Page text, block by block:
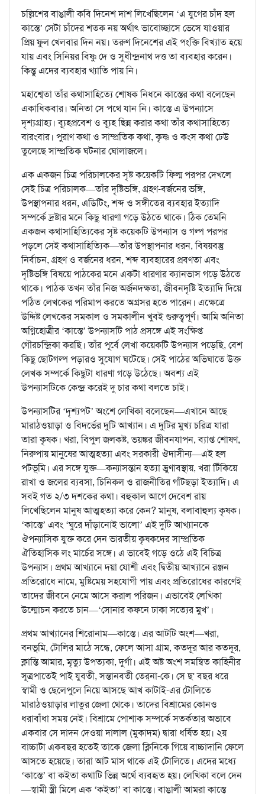
চল্লিশের বাঙালী কবি দিনেশ দাশ লিখেছিলেন ‘এ যুগের চাঁদ হল
কাস্তে’ সেটা চাঁদের শতক নয় অর্থাৎ ভাবোচ্ছাসে ভেসে যাওয়ার
প্রিয় ফুল খেলবার দিন নয়। তরুণ দিনেশের এই পংক্তি বিখ্যাত হয়ে
যায় এবং সিনিয়র বিষ্ণু দে ও সুধীন্দ্রনাথ দত্ত তা ব্যবহার করেন।
কিন্তু এদের ব্যবহার খ্যাতি পায় নি।
মহাশ্বেতা তাঁর কথাসাহিত্যে শোষক নিধনে কাস্তের কথা বলেছেন
একাধিকবার। অনিতা সে পথে যান নি। কাস্তে এ উপন্যাসে
দৃশ্যগ্রাহ্য। ব্যূহপ্রবেশ ও ব্যূহ ছিন্ন করার কথা তাঁর কথাসাহিত্যে
বারংবার। পুরাণ কথা ও সাম্প্রতিক কথা, কৃষ্ণ ও কংস কথা ঢেউ
তুলেছে সাম্প্রতিক ঘটনার ঘোলাজলে।
এক একজন চিত্র পরিচালকের সৃষ্ট কয়েকটি ফিল্ম পরপর দেখলে
সেই চিত্র পরিচালক—তাঁর দৃষ্টিভঙ্গি, গ্রহণ-বর্জনের ভঙ্গি,
উপস্থাপনার ধরন, এডিটিং, শব্দ ও সঙ্গীতের ব্যবহার ইত্যাদি
সম্পর্কে দ্রষ্টার মনে কিছু ধারণা গড়ে উঠতে থাকে। ঠিক তেমনি
একজন কথাসাহিত্যিকের সৃষ্ট কয়েকটি উপন্যাস ও গল্প পরপর
পড়লে সেই কথাসাহিত্যিক—তাঁর উপস্থাপনার ধরন, বিষয়বস্তু
নির্বাচন, গ্রহণ ও বর্জনের ধরন, শব্দ ব্যবহারের প্রবণতা এবং
দৃষ্টিভঙ্গি বিষয়ে পাঠকের মনে একটা ধারণার ক্যানভাস গড়ে উঠতে
থাকে। পাঠক তখন তাঁর নিজ অর্জনদক্ষতা, জীবনদৃষ্টি ইত্যাদি দিয়ে
পঠিত লেখকের পরিমাপ করতে অগ্রসর হতে পারেন। এক্ষেত্রে
উদ্দিষ্ট লেখকের সমকাল ও সমকালীন খুবই গুরুত্বপূর্ণ। আমি অনিতা
অগ্নিহোত্রীর ‘কাস্তে’ উপন্যাসটি পাঠ প্রসঙ্গে এই সংক্ষিপ্ত
গৌরচন্দ্রিকা করছি। তাঁর পূর্বে লেখা কয়েকটি উপন্যাস পড়েছি, বেশ
কিছু ছোটগল্প পড়ারও সুযোগ ঘটেছে। সেই পাঠের অভিঘাতে উক্ত
লেখক সম্পর্কে কিছুটা ধারণা গড়ে উঠেছে। অবশ্য এই
উপন্যাসটিকে কেন্দ্র করেই দু চার কথা বলতে চাই।
উপন্যাসটির ‘দৃশ্যপট’ অংশে লেখিকা বলেছেন—এখানে আছে
মারাঠওয়াড়া ও বিদর্ভের দুটি আখ্যান। এ দুটির মুখ্য চরিত্র যারা
তারা কৃষক। খরা, বিপুল জলকষ্ট, ভয়ঙ্কর জীবনযাপন, ব্যাপ্ত শোষণ,
নিরুপায় মানুষের আত্মহত্যা এবং সরকারী ঔদাসীন্য—এই হল
পটভূমি। এর সঙ্গে যুক্ত—কন্যাসন্তান হত্যা ভ্রুণাবস্থায়, খরা টিঁকিয়ে
রাখা ও জলের ব্যবসা, চিনিকল ও রাজনীতির গাঁটছড়া ইত্যাদি। এ
সবই গত ২/৩ দশকের কথা। বহুকাল আগে দেবেশ রায়
লিখেছিলেন মানুষ আত্মহত্যা করে কেন? মানুষ, বলাবাহুল্য কৃষক।
‘কাস্তে’ এবং ‘ঘুরে দাঁড়ানোই ভালো’ এই দুটি আখ্যানকে
ঔপন্যাসিক যুক্ত করে দেন ভারতীয় কৃষকদের সাম্প্রতিক
ঐতিহাসিক লং মার্চের সঙ্গে। এ ভাবেই গড়ে ওঠে এই বিচিত্র
উপন্যাস। প্রথম আখ্যানে দয়া যোশী এবং দ্বিতীয় আখ্যানে রঞ্জন
প্রতিরোধে নামে, মুষ্টিমেয় সহযোগী পায় এবং প্রতিরোধের কারণেই
তাদের জীবনে নেমে আসে করাল পরিজন। এভাবেই লেখিকা
উন্মোচন করতে চান—‘সোনার কফনে ঢাকা সত্যের মুখ’।
প্রথম আখ্যানের শিরোনাম—কাস্তে। এর আটটি অংশ—খরা,
বনভূমি, টোলির মাঠে সন্ধে, ফেলে আসা গ্রাম, কতদূর আর কতদূর,
ক্লান্তি আমার, মৃত্যু উপত্যকা, দুর্গা। এই অষ্ট অংশ সমন্বিত কাহিনীর
সূত্রপাতেই পাই যুবতী, সন্তানবতী তের্‌না-কে। সে ছ' বছর ধরে
স্বামী ও ছেলেপুলে নিয়ে আসছে আখ কাটাই-এর টোলিতে
মারাঠওয়াড়ার লাতুর জেলা থেকে। তাদের বিশ্রামের কোনও
ধরাবাঁধা সময় নেই। বিশ্রামে পোশাক সম্পর্কে সতর্কতার অভাবে
একবার সে দাদন দেওয়া দালাল (মুকাদম) দ্বারা ধর্ষিত হয়। ২য়
বাচ্চাটা একবছর হতেই তাকে জেলা ক্লিনিকে গিয়ে বাচ্চাদানি ফেলে
আসতে হয়েছে। তারা আট মাস থাকে এই টোলিতে। এদের মধ্যে
‘কাস্তে’ বা কইতা কথাটি ভিন্ন অর্থে ব্যবহৃত হয়। লেখিকা বলে দেন
—স্বামী স্ত্রী মিলে এক ‘কইতা’ বা কাস্তে। বাঙালী আমরা কাস্তে